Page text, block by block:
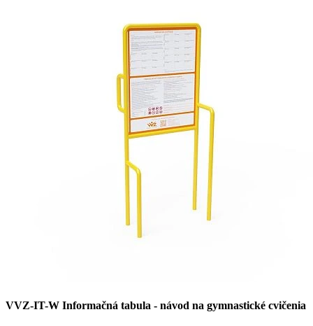
VVZ-IT-W Informačná tabula - návod na gymnastické cvičenia